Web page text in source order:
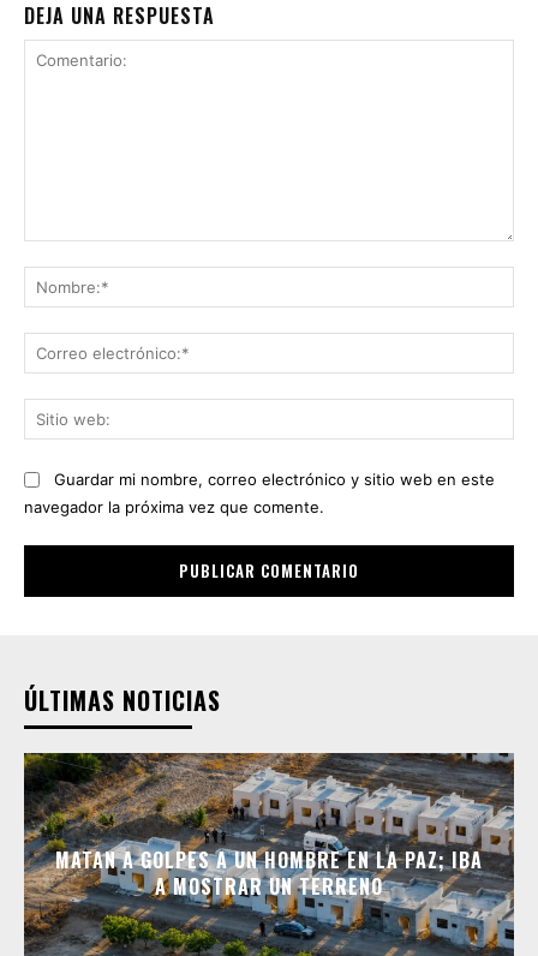
DEJA UNA RESPUESTA
Guardar mi nombre, correo electrónico y sitio web en este
navegador la próxima vez que comente.
ÚLTIMAS NOTICIAS
MATAN A GOLPES A UN HOMBRE EN LA PAZ; IBA
A MOSTRAR UN TERRENO